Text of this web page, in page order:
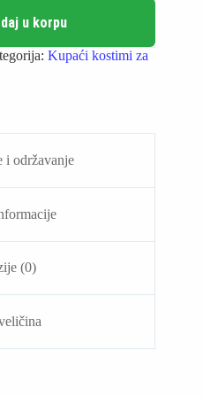
u korpu
Kupaći kostimi za
i održavanje
(0)